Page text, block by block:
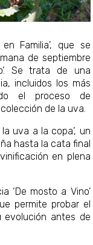
Familia’, que se
de septiembre
Se trata de una
incluidos los más
el proceso de
de la uva.
uva a la copa’, un
hasta la cata final
en plena
‘De mosto a Vino’
permite probar el
antes de